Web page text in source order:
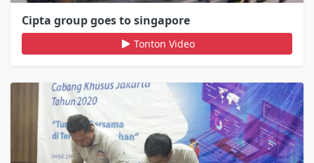
Cipta group goes to singapore
Tonton Video